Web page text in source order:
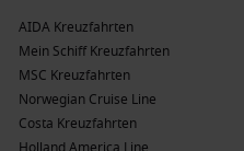
Strand, Bootsfahren und
und eine Vielzahl von
AIDA Kreuzfahrten
Mein Schiff Kreuzfahrten
MSC Kreuzfahrten
Norwegian Cruise Line
Costa Kreuzfahrten